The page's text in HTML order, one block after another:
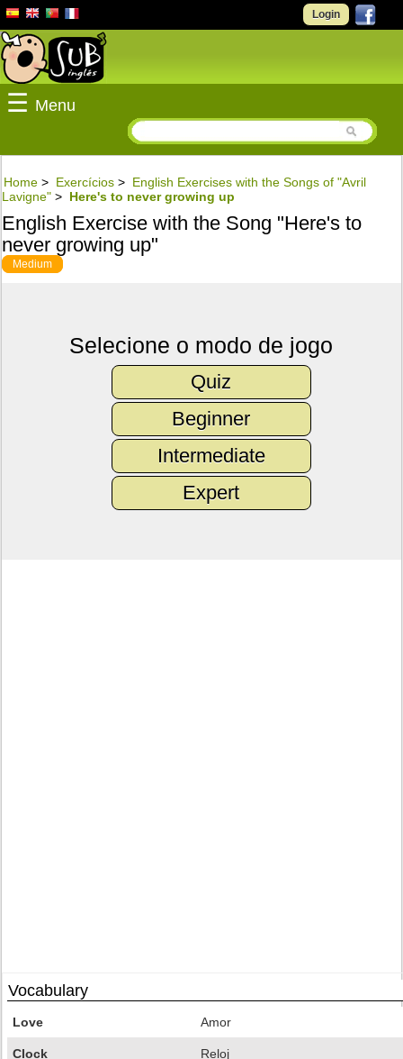
Login
☰ Menu
Home > Exercícios > English Exercises with the Songs of "Avril
Lavigne" > Here's to never growing up
English Exercise with the Song "Here's to
never growing up"
Medium
Selecione o modo de jogo
Quiz
Beginner
Intermediate
Expert
Vocabulary
Love Amor
Clock Reloj